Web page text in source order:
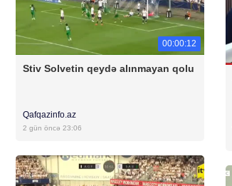
00:00:12
Stiv Solvetin qeydə alınmayan qolu
Qafqazinfo.az
2 gün öncə 23:06